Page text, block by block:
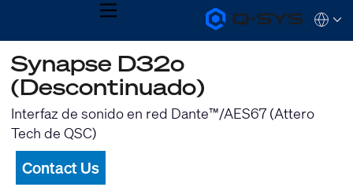
Q-
SYS
MENU
QSYS.com (English)
India (English)
Deutsch
Español
Français
日本語
한국어
Synapse D32o
(Descontinuado)
Interfaz de sonido en red Dante™/AES67 (Attero
Tech de QSC)
Contact Us